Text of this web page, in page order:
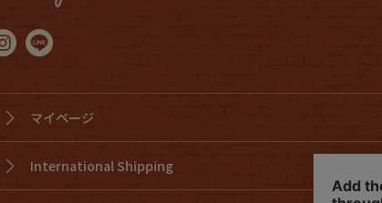
マイページ
International Shipping